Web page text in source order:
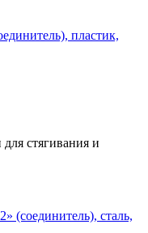
пластик,
стягивания и